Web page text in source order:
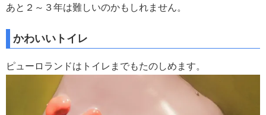
あと２～３年は難しいのかもしれません。
かわいいトイレ
ピューロランドはトイレまでもたのしめます。